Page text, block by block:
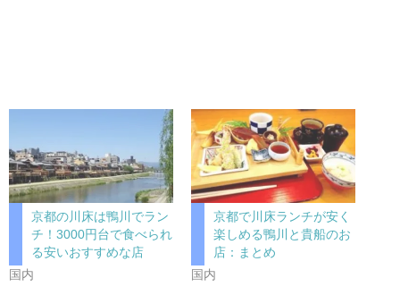
京都の川床は鴨川でラン
チ！3000円台で食べられ
る安いおすすめな店
国内
京都で川床ランチが安く
楽しめる鴨川と貴船のお
店：まとめ
国内